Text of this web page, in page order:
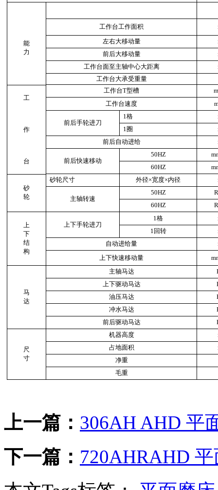
能
力
工作台工作面积
左右大移动量
前后大移动量
工作台面至主轴中心大距离
工作台大承受重量
工
工作台T型槽
工作台速度
作
前后手轮进刀
1格
1圈
前后自动进给
台 前后快速移动
50HZ
60HZ
砂
轮
砂轮尺寸 外径×宽度×内径
主轴转速
50HZ
60HZ
上
下
结
构
上下手轮进刀
1格
1 回转
自动进给量
上下快速移动量
马
达
主轴马达
上下驱动马达
油压马达
冲水马达
前后驱动马达
尺
寸
机器高度
占地面积
净重
毛重
上一篇： 306AH AHD 平
下一篇： 720AHRAHD